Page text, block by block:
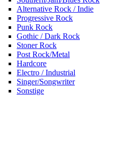
Alternative Rock / Indie
Progressive Rock
Punk Rock
Gothic / Dark Rock
Stoner Rock
Post Rock/Metal
Hardcore
Electro / Industrial
Singer/Songwriter
Sonstige